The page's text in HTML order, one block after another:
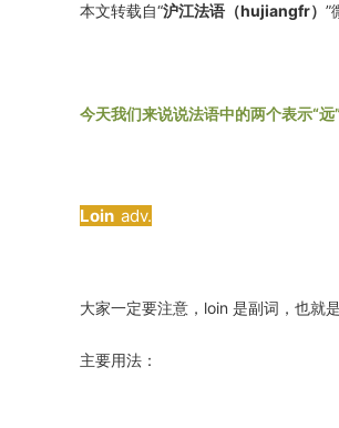
本文转载自“沪江法语（hujiangfr） ”
今天我们来说说法语中的两个表示“
Loin adv.
大家一定要注意，loin 是副词，也就
主要用法：